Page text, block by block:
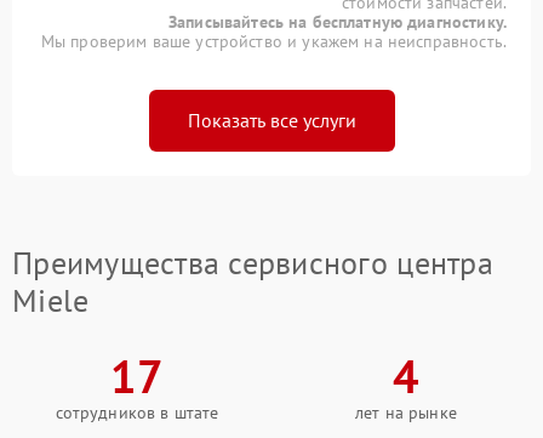
Записывайтесь на бесплатную диагностику.
Мы проверим ваше устройство и укажем на неисправность.
Показать все услуги
Преимущества сервисного центра
Miele
17
сотрудников в штате
4
лет на рынке